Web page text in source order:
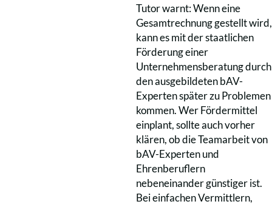
Tutor warnt: Wenn eine
Gesamtrechnung gestellt wird,
kann es mit der staatlichen
Förderung einer
Unternehmensberatung durch
den ausgebildeten bAV-
Experten später zu Problemen
kommen. Wer Fördermittel
einplant, sollte auch vorher
klären, ob die Teamarbeit von
bAV-Experten und
Ehrenberuflern
nebeneinander günstiger ist.
Bei einfachen Vermittlern,